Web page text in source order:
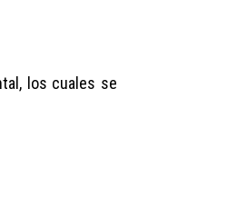
los cuales se